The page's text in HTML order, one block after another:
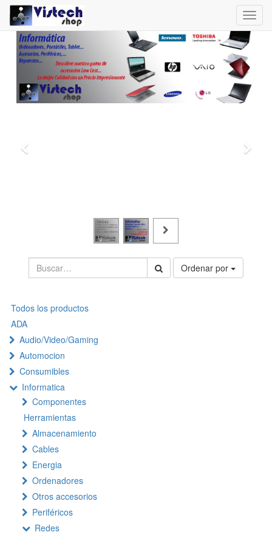
Ordenar por
Todos los productos
ADA
Audio/Video/Gaming
Automocion
Consumibles
Informatica
Componentes
Herramientas
Almacenamiento
Cables
Energia
Ordenadores
Otros accesorios
Periféricos
Redes